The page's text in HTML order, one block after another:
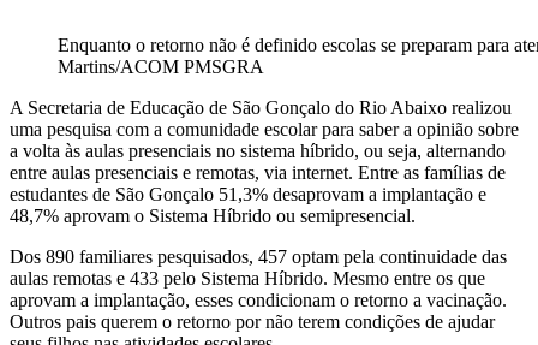
Enquanto o retorno não é definido escolas se preparam para
Martins/ACOM PMSGRA
A Secretaria de Educação de São Gonçalo do Rio Abaixo realizou
uma pesquisa com a comunidade escolar para saber a opinião sobre
a volta às aulas presenciais no sistema híbrido, ou seja, alternando
entre aulas presenciais e remotas, via internet. Entre as famílias de
estudantes de São Gonçalo 51,3% desaprovam a implantação e
48,7% aprovam o Sistema Híbrido ou semipresencial.
Dos 890 familiares pesquisados, 457 optam pela continuidade das
aulas remotas e 433 pelo Sistema Híbrido. Mesmo entre os que
aprovam a implantação, esses condicionam o retorno a vacinação.
Outros pais querem o retorno por não terem condições de ajudar